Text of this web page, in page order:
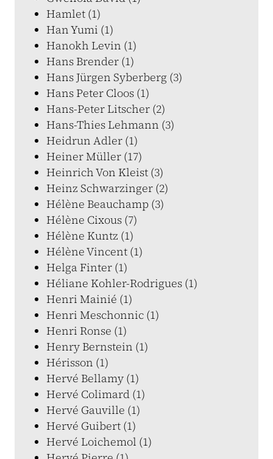
Hamlet (1)
Han Yumi (1)
Hanokh Levin (1)
Hans Brender (1)
Hans Jürgen Syberberg (3)
Hans Peter Cloos (1)
Hans-Peter Litscher (2)
Hans-Thies Lehmann (3)
Heidrun Adler (1)
Heiner Müller (17)
Heinrich Von Kleist (3)
Heinz Schwarzinger (2)
Hélène Beauchamp (3)
Hélène Cixous (7)
Hélène Kuntz (1)
Hélène Vincent (1)
Helga Finter (1)
Héliane Kohler-Rodrigues (1)
Henri Mainié (1)
Henri Meschonnic (1)
Henri Ronse (1)
Henry Bernstein (1)
Hérisson (1)
Hervé Bellamy (1)
Hervé Colimard (1)
Hervé Gauville (1)
Hervé Guibert (1)
Hervé Loichemol (1)